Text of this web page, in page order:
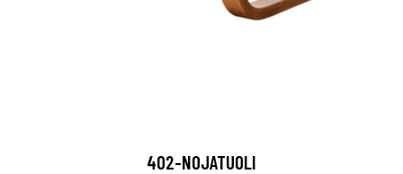
402-NOJATUOLI